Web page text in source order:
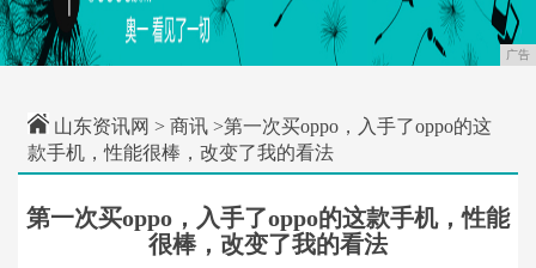
广告
山东资讯网 > 商讯 >第一次买oppo，入手了oppo的这
款手机，性能很棒，改变了我的看法
第一次买oppo，入手了oppo的这款手机，性能
很棒，改变了我的看法